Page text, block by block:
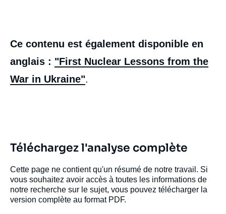
Ce contenu est également disponible en
anglais : "First Nuclear Lessons from the
War in Ukraine".
Téléchargez l'analyse complète
Cette page ne contient qu'un résumé de notre travail. Si
vous souhaitez avoir accès à toutes les informations de
notre recherche sur le sujet, vous pouvez télécharger la
version complète au format PDF.